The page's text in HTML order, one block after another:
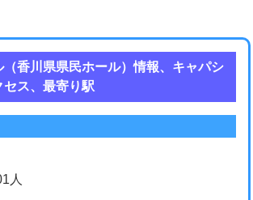
（香川県県民ホール）情報、キャパシ
ス、最寄り駅
人